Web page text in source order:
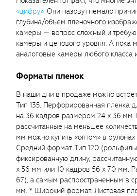
«цифру». Они назовут немало
глубина/объем пленочного
камеры — вопрос сложный и
камеры и ценового уровня. А пока
аналоговые камеры любого класса
Форматы пленок
В наши дни в продаже можно
Тип 135. Перфорированная пленка
на 36 кадров размером 24 x 36 мм.
рассчитанные на меньшее
мм можно купить «оптом» в
Средний формат. Тип 120
фиксированную длину,
x 56 мм или 10 кадров 56 x 70 мм.
67), а самым распространенным в
мм. * Широкий формат. Листовая